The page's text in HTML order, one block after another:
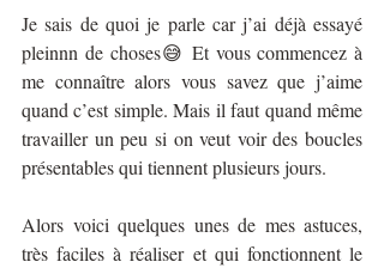
Je sais de quoi je parle car j’ai déjà essayé
pleinnn de choses😅 Et vous commencez à
me connaître alors vous savez que j’aime
quand c’est simple. Mais il faut quand même
travailler un peu si on veut voir des boucles
présentables qui tiennent plusieurs jours.
Alors voici quelques unes de mes astuces,
très faciles à réaliser et qui fonctionnent le